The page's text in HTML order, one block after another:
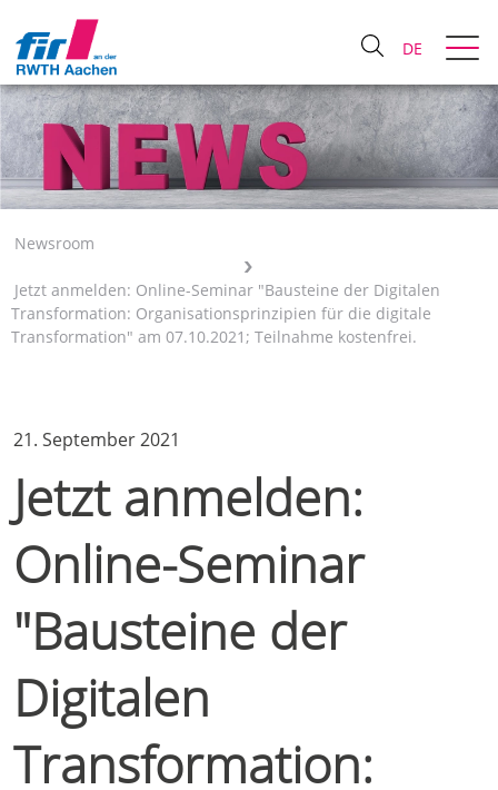
DE
Newsroom
Jetzt anmelden: Online-Seminar "Bausteine der Digitalen
Transformation: Organisationsprinzipien für die digitale
Transformation" am 07.10.2021; Teilnahme kostenfrei.
21. September 2021
Jetzt anmelden:
Online-Seminar
"Bausteine der
Digitalen
Transformation: